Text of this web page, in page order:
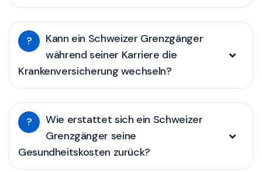
?
Kann ein Schweizer Grenzgänger
während seiner Karriere die
Krankenversicherung wechseln?
?
Wie erstattet sich ein Schweizer
Grenzgänger seine
Gesundheitskosten zurück?